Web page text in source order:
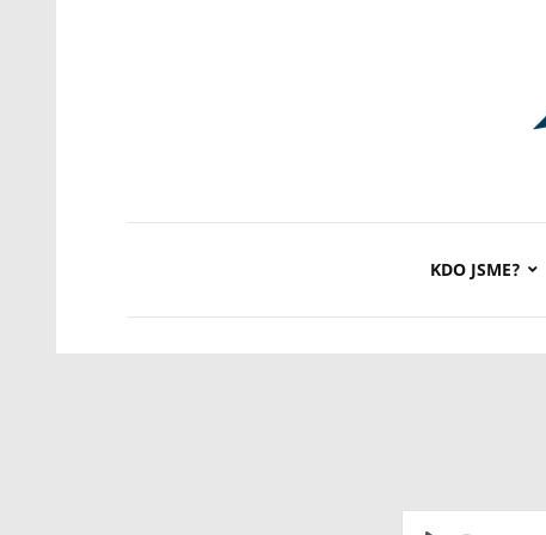
KDO JSME?